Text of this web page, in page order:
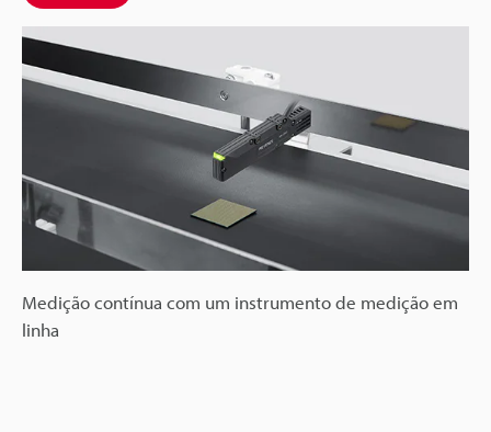
Medição contínua com um instrumento de medição em
linha